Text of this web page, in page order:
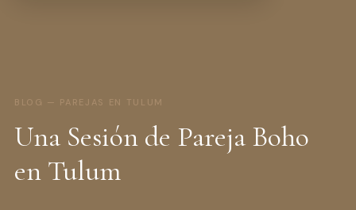
BLOG — PAREJAS EN TULUM
Una Sesión de Pareja Boho
en Tulum